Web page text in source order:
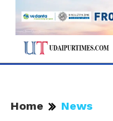
Home News